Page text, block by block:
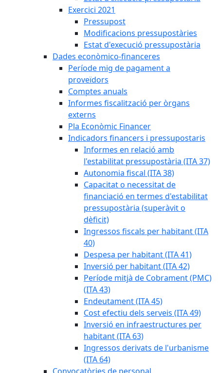
Exercici 2021
Pressupost
Modificacions pressupostàries
Estat d'execució pressupostària
Dades econòmico-financeres
Període mig de pagament a
proveïdors
Comptes anuals
Informes fiscalització per òrgans
externs
Pla Econòmic Financer
Indicadors financers i pressupostaris
Informes en relació amb
l'estabilitat pressupostària (ITA 37)
Autonomia fiscal (ITA 38)
Capacitat o necessitat de
financiació en termes d'estabilitat
pressupostària (superàvit o
dèficit)
Ingressos fiscals per habitant (ITA
40)
Despesa per habitant (ITA 41)
Inversió per habitant (ITA 42)
Període mitjà de Cobrament (PMC)
(ITA 43)
Endeutament (ITA 45)
Cost efectiu dels serveis (ITA 49)
Inversió en infraestructures per
habitant (ITA 63)
Ingressos derivats de l'urbanisme
(ITA 64)